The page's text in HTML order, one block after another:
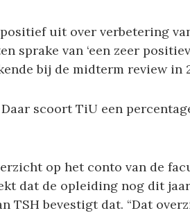
uit over verbetering
sprake van ‘een zeer
bij de midterm review in
scoort TiU een
op het conto van de
dat de opleiding nog dit
TSH bevestigt dat. “Dat